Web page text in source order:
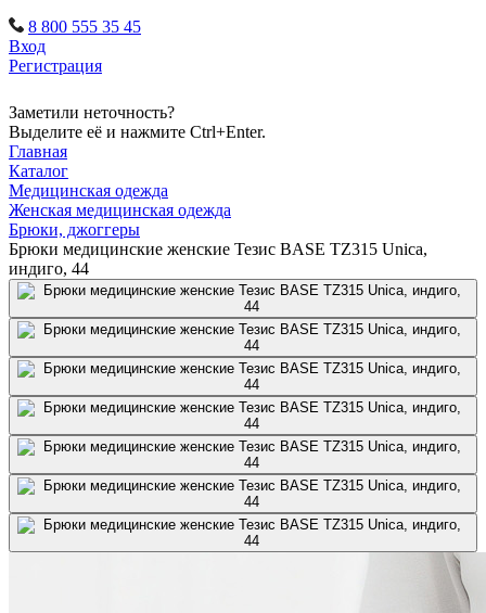
8 800 555 35 45
Вход
Регистрация
Заметили неточность?
Выделите её и нажмите Ctrl+Enter.
Главная
Каталог
Медицинская одежда
Женская медицинская одежда
Брюки, джоггеры
Брюки медицинские женские Тезис BASE TZ315 Unica,
индиго, 44